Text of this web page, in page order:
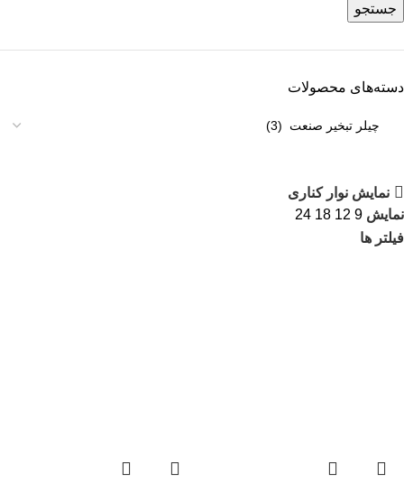
جستجو
دسته‌های محصولات
نمایش نوار کناری
نمایش 9
12
18
24
فیلتر ها